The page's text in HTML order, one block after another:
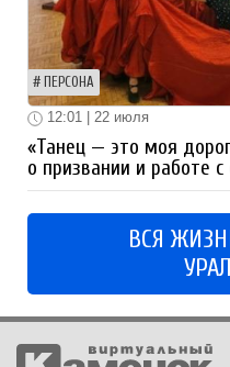
ПЕРСОНА
12:01 | 22 июля
«Танец — это моя
о призвании и работе
ВСЯ